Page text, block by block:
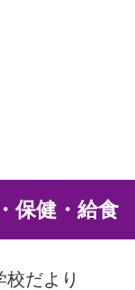
保健・給食
だより